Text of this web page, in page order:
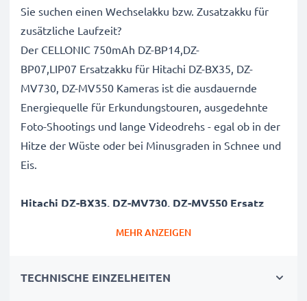
Sie suchen einen Wechselakku bzw. Zusatzakku für
zusätzliche Laufzeit?
Der CELLONIC 750mAh DZ-BP14,DZ-
BP07,LIP07 Ersatzakku für Hitachi DZ-BX35, DZ-
MV730, DZ-MV550 Kameras ist die ausdauernde
Energiequelle für Erkundungstouren, ausgedehnte
Foto-Shootings und lange Videodrehs - egal ob in der
Hitze der Wüste oder bei Minusgraden in Schnee und
Eis.
Hitachi DZ-BX35, DZ-MV730, DZ-MV550 Ersatz
Spannung: 7.2V - 7.4V
MEHR ANZEIGEN
TECHNISCHE EINZELHEITEN